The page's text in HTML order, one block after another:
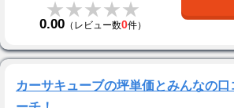
★★★★★
★★★★★
0.00 （レビュー数0件）
カーサキューブの坪単価とみんなの